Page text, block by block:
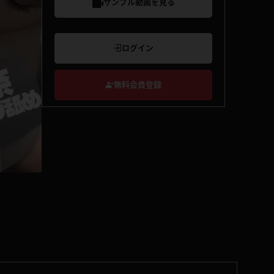
ログイン
無料会員登録